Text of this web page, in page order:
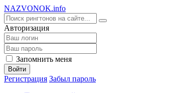
NAZVONOK.info
Авторизация
Запомнить меня
Войти
Регистрация Забыл пароль